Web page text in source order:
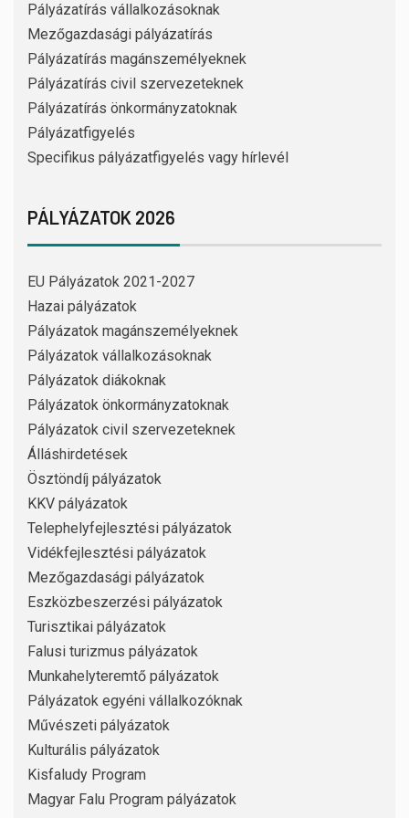
Pályázatírás vállalkozásoknak
Mezőgazdasági pályázatírás
Pályázatírás magánszemélyeknek
Pályázatírás civil szervezeteknek
Pályázatírás önkormányzatoknak
Pályázatfigyelés
Specifikus pályázatfigyelés vagy hírlevél
PÁLYÁZATOK 2026
EU Pályázatok 2021-2027
Hazai pályázatok
Pályázatok magánszemélyeknek
Pályázatok vállalkozásoknak
Pályázatok diákoknak
Pályázatok önkormányzatoknak
Pályázatok civil szervezeteknek
Álláshirdetések
Ösztöndíj pályázatok
KKV pályázatok
Telephelyfejlesztési pályázatok
Vidékfejlesztési pályázatok
Mezőgazdasági pályázatok
Eszközbeszerzési pályázatok
Turisztikai pályázatok
Falusi turizmus pályázatok
Munkahelyteremtő pályázatok
Pályázatok egyéni vállalkozóknak
Művészeti pályázatok
Kulturális pályázatok
Kisfaludy Program
Magyar Falu Program pályázatok